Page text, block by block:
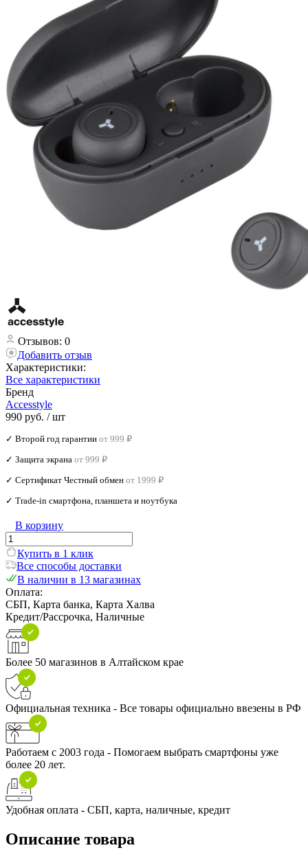
Отзывов: 0
Добавить отзыв
Характеристики:
Все характеристики
Бренд
Accesstyle
990 руб. / шт
✓ Второй год гарантии от 999 ₽
✓ Защита экрана от 999 ₽
✓ Сертификат Честный обмен от 1999 ₽
✓ Trade‑in смартфона, планшета и ноутбука
В корзину
Купить в 1 клик
Все способы доставки
В наличии в 13 магазинах
Оплата:
СБП, Карта банка, Карта Халва
Кредит/Рассрочка, Наличные
Более 50 магазинов в Алтайском крае
Официальная техника - Все товары официально ввезены в РФ
Работаем с 2003 года - Помогаем выбрать смартфоны уже
более 20 лет.
Удобная оплата - СБП, карта, наличные, кредит
Описание товара